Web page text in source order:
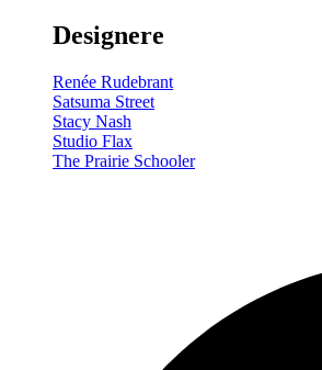
Designere
Renée Rudebrant
Satsuma Street
Stacy Nash
Studio Flax
The Prairie Schooler